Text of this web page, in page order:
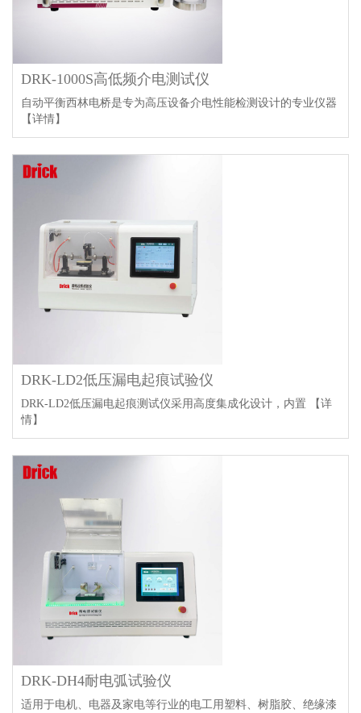
DRK-1000S高低频介电测试仪
自动平衡西林电桥是专为高压设备介电性能检测设计的专业仪器
【详情】
DRK-LD2低压漏电起痕试验仪
DRK-LD2低压漏电起痕测试仪采用高度集成化设计，内置
【详
情】
DRK-DH4耐电弧试验仪
适用于电机、电器及家电等行业的电工用塑料、树脂胶、绝缘漆